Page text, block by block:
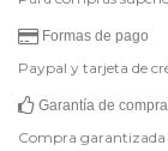
Formas de pago
Paypal y tarjeta de
Garantía de compra
Compra garantizada